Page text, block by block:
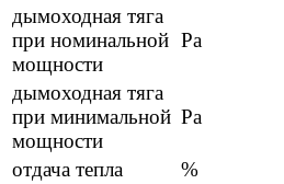
дымоходная тяга
при номинальной
мощности
Pa
дымоходная тяга
при минимальной
мощности
Pa
отдача тепла %